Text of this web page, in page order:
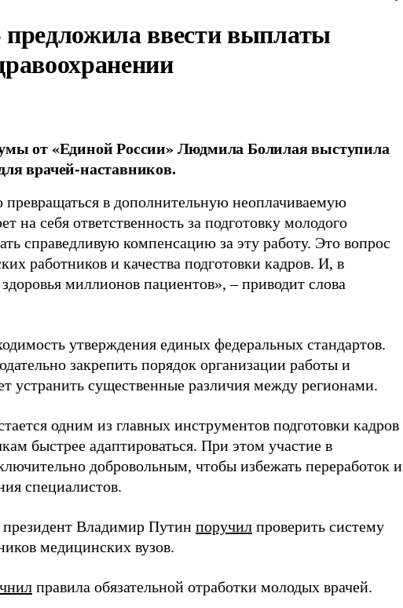
предложила ввести выплаты
от «Единой России» Людмила Болилая выступила
врачей-наставников.
превращаться в дополнительную неоплачиваемую
на себя ответственность за подготовку молодого
справедливую компенсацию за эту работу. Это вопрос
работников и качества подготовки кадров. И, в
миллионов пациентов», – приводит слова
утверждения единых федеральных стандартов.
закрепить порядок организации работы и
устранить существенные различия между регионами.
одним из главных инструментов подготовки кадров
быстрее адаптироваться. При этом участие в
добровольным, чтобы избежать переработок и
специалистов.
Владимир Путин поручил проверить систему
медицинских вузов.
правила обязательной отработки молодых врачей.